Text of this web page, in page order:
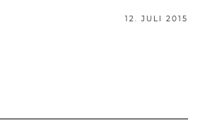
12. JULI 2015